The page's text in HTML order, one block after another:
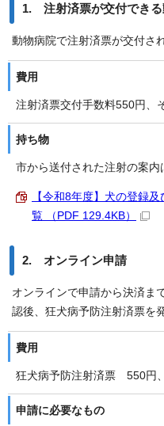
1. 注射済票が交付できる
動物病院で注射済票が交付さ
費用
注射済票交付手数料550円、
持ち物
市から送付された注射の案内
【令和8年度】犬の登録
覧 （PDF 129.4KB）
2. オンライン申請
オンラインで申請から決済ま
認後、狂犬病予防注射済票を
費用
狂犬病予防注射済票 550円
申請に必要なもの